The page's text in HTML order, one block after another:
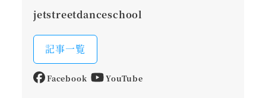
jetstreetdanceschool
記事一覧
Facebook YouTube